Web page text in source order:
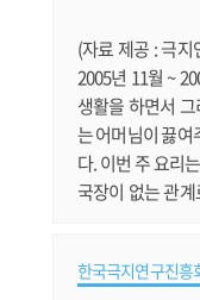
c.......
(자료 제공 : 극
2005년 11월 ~
생활을 하면서
는 어머님이 끓여
다. 이번 주 요리
국장이 없는 관
완성됐다. 특유
한국극지연구진흥